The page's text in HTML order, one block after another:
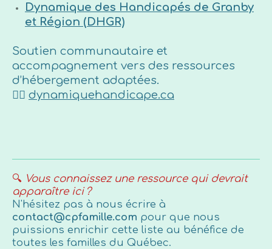
Dynamique des Handicapés de Granby
et Région (DHGR)
Soutien communautaire et
accompagnement vers des ressources
d’hébergement adaptées.
👉🏼 dynamiquehandicape.ca
🔍 Vous connaissez une ressource qui devrait
apparaître ici ?
N'hésitez pas à nous écrire à
contact@cpfamille.com pour que nous
puissions enrichir cette liste au bénéfice de
toutes les familles du Québec.